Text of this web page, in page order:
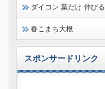
ダイコン 葉だけ 伸びる
春こまち大根
スポンサードリンク